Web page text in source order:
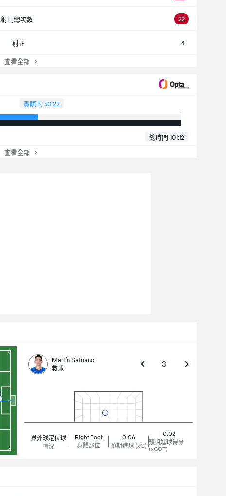
射門總次數 22
射正 4
查看全部
實際的 50:22
總時間 101:12
查看全部
Martín Satriano
救球 3'
界外球定位球
情況
Right Foot
身體部位
0.06
預期進球 (xG)
0.02
預期進球得分
(xGOT)